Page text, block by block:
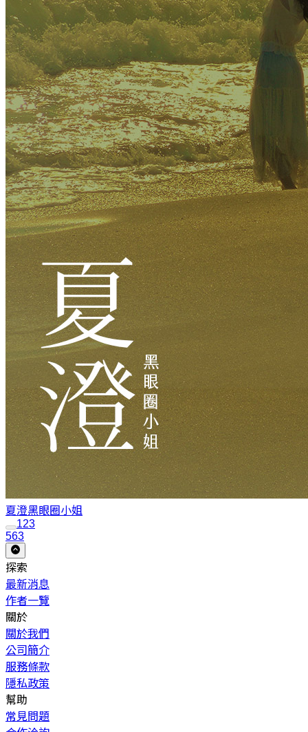
夏澄黑眼圈小姐
123
563
探索
最新消息
作者一覽
關於
關於我們
公司簡介
服務條款
隱私政策
幫助
常見問題